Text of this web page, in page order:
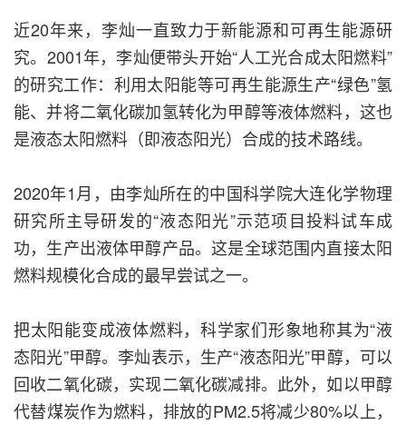
近20年来，李灿一直致力于新能源和可再生能源研
究。2001年，李灿便带头开始“人工光合成太阳燃料”
的研究工作：利用太阳能等可再生能源生产“绿色”氢
能、并将二氧化碳加氢转化为甲醇等液体燃料，这也
是液态太阳燃料（即液态阳光）合成的技术路线。
2020年1月，由李灿所在的中国科学院大连化学物理
研究所主导研发的“液态阳光”示范项目投料试车成
功，生产出液体甲醇产品。这是全球范围内直接太阳
燃料规模化合成的最早尝试之一。
把太阳能变成液体燃料，科学家们形象地称其为“液
态阳光”甲醇。李灿表示，生产“液态阳光”甲醇，可以
回收二氧化碳，实现二氧化碳减排。此外，如以甲醇
代替煤炭作为燃料，排放的PM2.5将减少80%以上，